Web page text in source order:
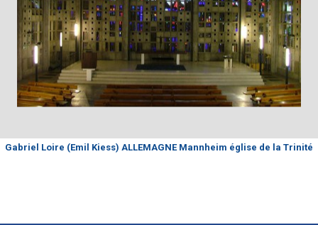
Gabriel Loire (Emil Kiess) ALLEMAGNE Mannheim église de la Trinité